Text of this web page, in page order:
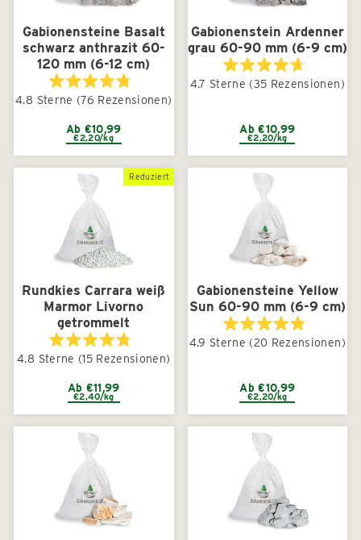
Gabionensteine Basalt
schwarz anthrazit 60-
120 mm (6-12 cm)
Mit
4.8
5
Sternen
4.8 Sterne (76 Rezensionen)
Ab €10,99
€2,20/kg
Gabionenstein Ardenner
grau 60-90 mm (6-9 cm)
Mit
4.7
Sternen
bewertet
4.7 Sterne (35 Rezensionen)
Ab €10,99
€2,20/kg
Reduziert
Rundkies Carrara weiß
Marmor Livorno
getrommelt
Mit
4.8
5
Sternen
4.8 Sterne (15 Rezensionen)
Ab €11,99
€2,40/kg
Gabionensteine Yellow
Sun 60-90 mm (6-9 cm)
Mit
4.9
Sternen
bewertet
4.9 Sterne (20 Rezensionen)
Ab €10,99
€2,20/kg